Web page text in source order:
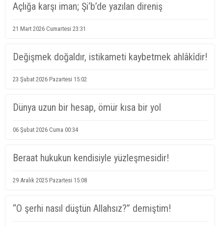
Açlığa karşı iman; Şi‘b’de yazılan direniş
21 Mart 2026 Cumartesi 23:31
Değişmek doğaldır, istikameti kaybetmek ahlâkîdir!
23 Şubat 2026 Pazartesi 15:02
Dünya uzun bir hesap, ömür kısa bir yol
06 Şubat 2026 Cuma 00:34
Beraat hukukun kendisiyle yüzleşmesidir!
29 Aralık 2025 Pazartesi 15:08
“O şerhi nasıl düştün Allahsız?” demiştim!